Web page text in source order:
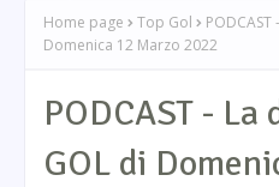
Home page Top Gol
Domenica 12 Marzo 2022
PODCAST -
GOL di